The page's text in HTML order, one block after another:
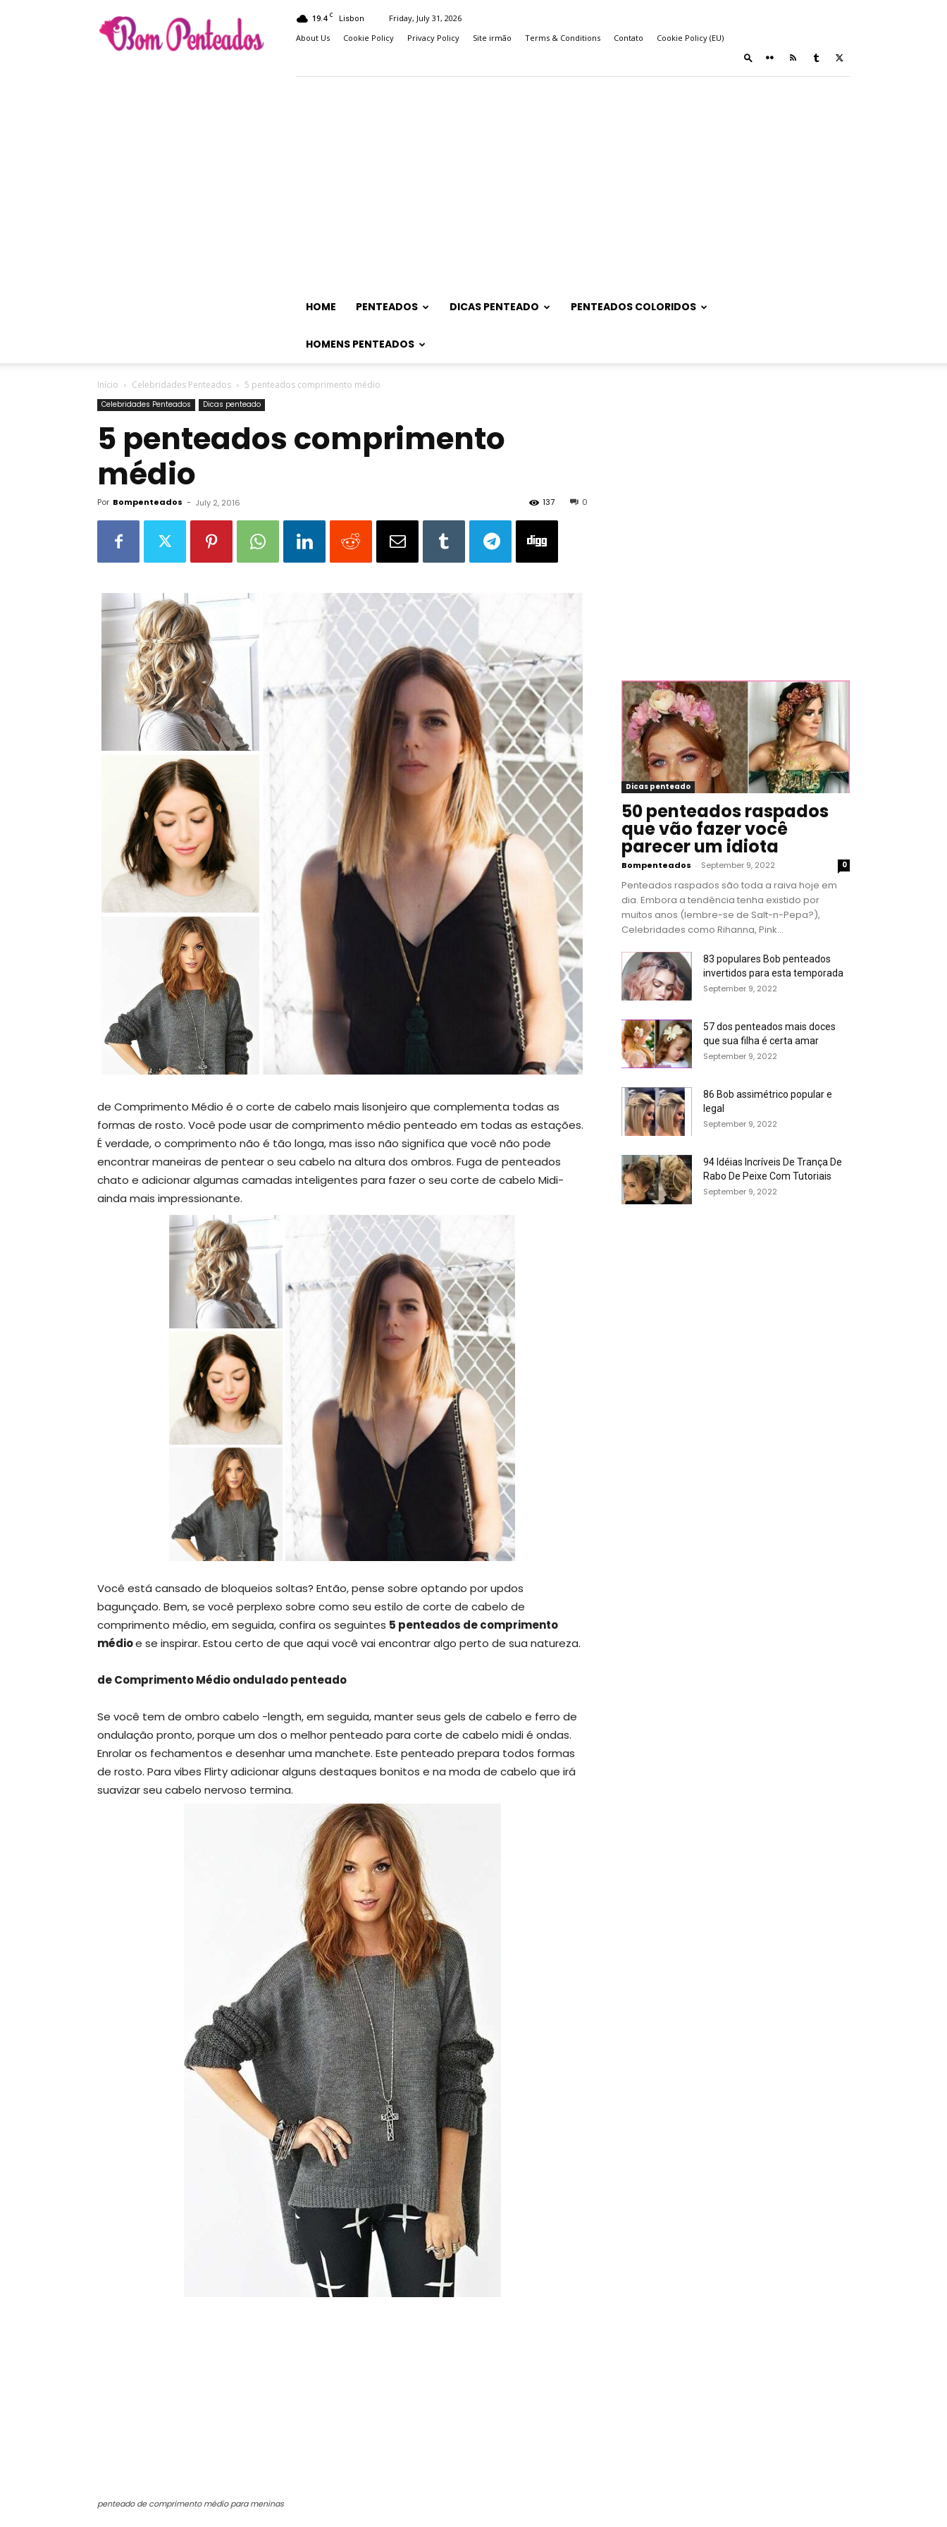
Penteados
19.4 C Lisbon
Friday, July 31, 2026
About Us
Cookie Policy Privacy Policy Site irmão Terms & Conditions Contato Cookie Policy (EU)
HOME PENTEADOS DICAS PENTEADO PENTEADOS COLORIDOS
HOMENS PENTEADOS
Início Celebridades Penteados 5 penteados comprimento médio
Celebridades Penteados Dicas penteado
5 penteados comprimento
médio
Por Bompenteados - July 2, 2016 0
137
de Comprimento Médio é o corte de cabelo mais lisonjeiro que complementa todas as
formas de rosto. Você pode usar de comprimento médio penteado em todas as estações.
É verdade, o comprimento não é tão longa, mas isso não significa que você não pode
encontrar maneiras de pentear o seu cabelo na altura dos ombros. Fuga de penteados
chato e adicionar algumas camadas inteligentes para fazer o seu corte de cabelo Midi-
ainda mais impressionante.
Você está cansado de bloqueios soltas? Então, pense sobre optando por updos
bagunçado. Bem, se você perplexo sobre como seu estilo de corte de cabelo de
comprimento médio, em seguida, confira os seguintes 5 penteados de comprimento
médioe se inspirar. Estou certo de que aqui você vai encontrar algo perto de sua natureza.
de Comprimento Médio ondulado penteado
Se você tem de ombro cabelo -length, em seguida, manter seus gels de cabelo e ferro de
ondulação pronto, porque um dos o melhor penteado para corte de cabelo midi é ondas.
Enrolar os fechamentos e desenhar uma manchete. Este penteado prepara todos formas
de rosto. Para vibes Flirty adicionar alguns destaques bonitos e na moda de cabelo que irá
suavizar seu cabelo nervoso termina.
penteado de comprimento médio para meninas
Dicas penteado
50 penteados raspados
que vão fazer você
parecer um idiota
Bompenteados - September 9, 2022 0
Penteados raspados são toda a raiva hoje em
dia. Embora a tendência tenha existido por
muitos anos (lembre-se de Salt-n-Pepa?),
Celebridades como Rihanna, Pink...
83 populares Bob penteados
invertidos para esta temporada
September 9, 2022
57 dos penteados mais doces
que sua filha é certa amar
September 9, 2022
86 Bob assimétrico popular e
legal
September 9, 2022
94 Idéias Incríveis De Trança De
Rabo De Peixe Com Tutoriais
September 9, 2022